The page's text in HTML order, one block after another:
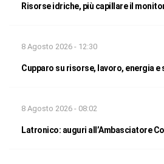
Risorse idriche, più capillare il
8 Agosto 2026 - 12:30
Cupparo su risorse, lavoro, energia e
8 Agosto 2026 - 08:02
Latronico: auguri all’Ambasciatore